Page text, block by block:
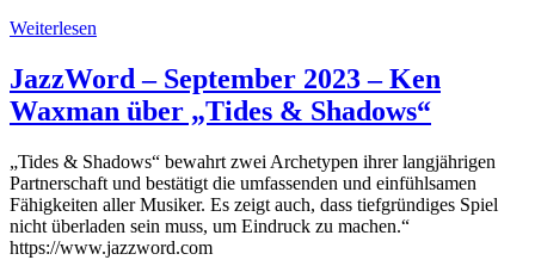
Weiterlesen
JazzWord – September 2023 – Ken
Waxman über „Tides & Shadows“
„Tides & Shadows“ bewahrt zwei Archetypen ihrer langjährigen
Partnerschaft und bestätigt die umfassenden und einfühlsamen
Fähigkeiten aller Musiker. Es zeigt auch, dass tiefgründiges Spiel
nicht überladen sein muss, um Eindruck zu machen.“
https://www.jazzword.com